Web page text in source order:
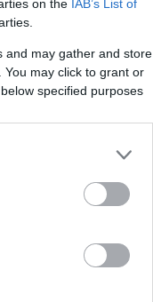
on the IAB’s List of
and may gather and store
may click to grant or
specified purposes
no